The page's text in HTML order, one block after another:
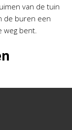
van de tuin
de buren een
weg bent.